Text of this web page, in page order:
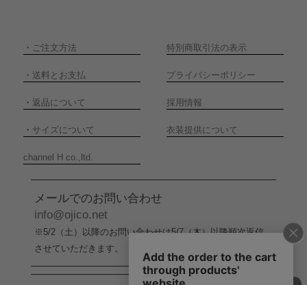
・ ご注文方法 特別商取引法の表示
・ 送料とお支払 プライバシーポリシー
・ 返品について 採用情報
・ サイズについて 衣装提供について
channel H co.,ltd.
メールでのお問い合わせ
info@ojico.net
※5/2（土）以降のお問い合わせは5/7（木）以降順次返信
させていただきます。